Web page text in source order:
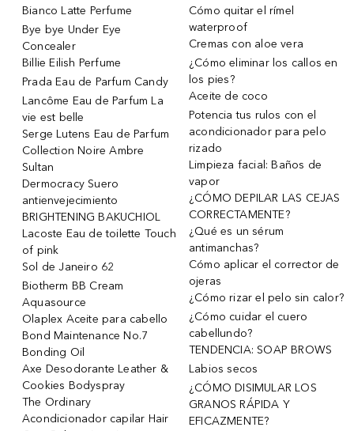
Bianco Latte Perfume
Bye bye Under Eye
Concealer
Billie Eilish Perfume
Prada Eau de Parfum Candy
Lancôme Eau de Parfum La
vie est belle
Serge Lutens Eau de Parfum
Collection Noire Ambre
Sultan
Dermocracy Suero
antienvejecimiento
BRIGHTENING BAKUCHIOL
Lacoste Eau de toilette Touch
of pink
Sol de Janeiro 62
Biotherm BB Cream
Aquasource
Olaplex Aceite para cabello
Bond Maintenance No.7
Bonding Oil
Axe Desodorante Leather &
Cookies Bodyspray
The Ordinary
Acondicionador capilar Hair
Cómo quitar el rímel
waterproof
Cremas con aloe vera
¿Cómo eliminar los callos en
los pies?
Aceite de coco
Potencia tus rulos con el
acondicionador para pelo
rizado
Limpieza facial: Baños de
vapor
¿CÓMO DEPILAR LAS CEJAS
CORRECTAMENTE?
¿Qué es un sérum
antimanchas?
Cómo aplicar el corrector de
ojeras
¿Cómo rizar el pelo sin calor?
¿Cómo cuidar el cuero
cabellundo?
TENDENCIA: SOAP BROWS
Labios secos
¿CÓMO DISIMULAR LOS
GRANOS RÁPIDA Y
EFICAZMENTE?